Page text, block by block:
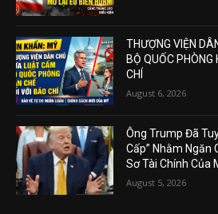
THƯỢNG VIỆN
BỘ QUỐC
CHÍ
August 6, 2026
Ông Trump Đã
Cấp” Nhằm Ngăn
Sơ Tài Chính Của
August 5, 2026